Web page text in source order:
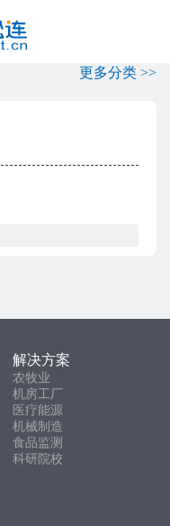
更多分类 >>
解决方案
农牧业
机房工厂
医疗能源
机械制造
食品监测
科研院校